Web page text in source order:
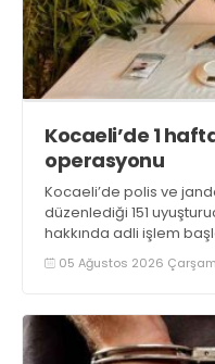
Kocaeli’de 1
operasyonu
Kocaeli’de polis ve
düzenlediği 151
hakkında adli işlem
2 kilogram uyuşturucu
ele geçirilirken, 9 şüpheli
05 Ağustos 2026